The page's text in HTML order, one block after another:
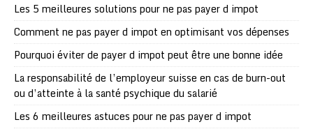
Les 5 meilleures solutions pour ne pas payer d impot
Comment ne pas payer d impot en optimisant vos dépenses
Pourquoi éviter de payer d impot peut être une bonne idée
La responsabilité de l’employeur suisse en cas de burn-out
ou d’atteinte à la santé psychique du salarié
Les 6 meilleures astuces pour ne pas payer d impot